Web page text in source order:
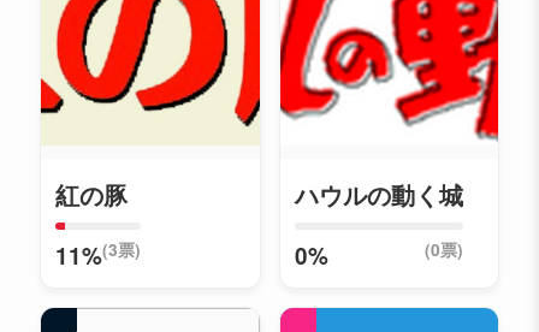
紅の豚
11%(3票)
ハウルの動く城
0% (0票)